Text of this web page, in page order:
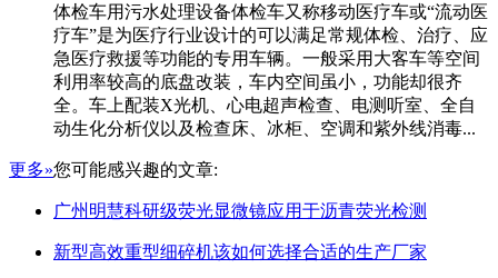
体检车用污水处理设备体检车又称移动医疗车或“流动医
疗车”是为医疗行业设计的可以满足常规体检、治疗、应
急医疗救援等功能的专用车辆。一般采用大客车等空间
利用率较高的底盘改装，车内空间虽小，功能却很齐
全。车上配装X光机、心电超声检查、电测听室、全自
动生化分析仪以及检查床、冰柜、空调和紫外线消毒...
更多»您可能感兴趣的文章:
广州明慧科研级荧光显微镜应用于沥青荧光检测
新型高效重型细碎机该如何选择合适的生产厂家